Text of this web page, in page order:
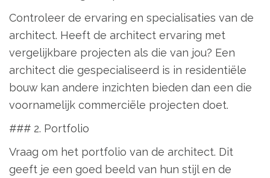
Controleer de ervaring en specialisaties van de
architect. Heeft de architect ervaring met
vergelijkbare projecten als die van jou? Een
architect die gespecialiseerd is in residentiële
bouw kan andere inzichten bieden dan een die
voornamelijk commerciële projecten doet.
### 2. Portfolio
Vraag om het portfolio van de architect. Dit
geeft je een goed beeld van hun stijl en de